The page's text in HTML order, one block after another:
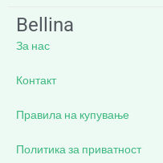
Bellina
За нас
Контакт
Правила на купување
Политика за приватност